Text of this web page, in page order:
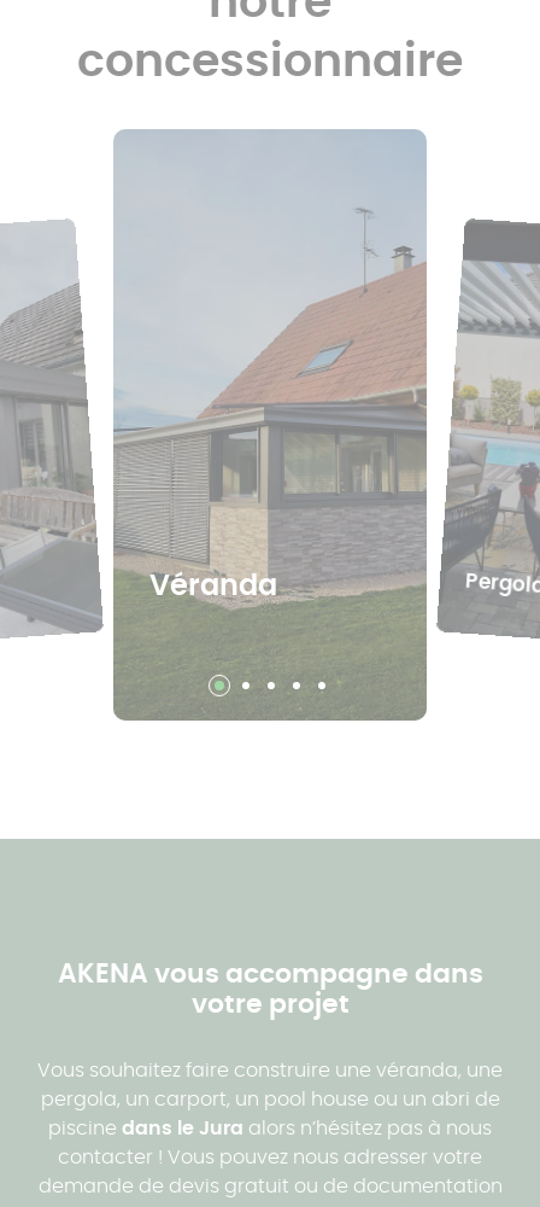
concessionnaire
Véranda
AKENA vous accompagne dans
votre projet
Vous souhaitez faire construire une véranda, une
pergola, un carport, un pool house ou un abri de
piscine dans le Jura alors n’hésitez pas à nous
contacter ! Vous pouvez nous adresser votre
demande de devis gratuit ou de documentation